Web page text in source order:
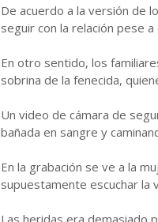
De acuerdo a la versión de
seguir con la relación pese
En otro sentido, los
sobrina de la fenecida,
Un video de cámara de
bañada en sangre y
En la grabación se ve a la
supuestamente escuchar la
Las heridas era demasiado